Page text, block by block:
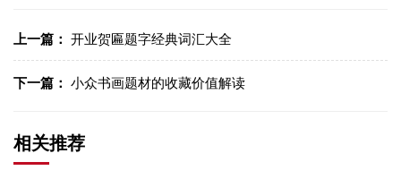
上一篇： 开业贺匾题字经典词汇大全
下一篇： 小众书画题材的收藏价值解读
相关推荐